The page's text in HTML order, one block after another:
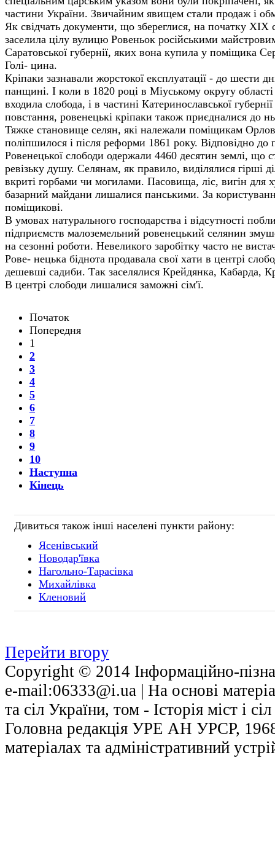
частини України. Звичайним явищем стали продаж і
Як свідчать документи, що збереглися, на початку XIX
заселила цілу вулицю Ровеньок російськими
Саратовської губернії, яких вона купила у поміщика
Голі- цинa.
Кріпаки зазнавали жорстокої експлуатації - до шести
панщині. І коли в 1820 році в Міуському округу
входила слобода, і в частині Катеринославської
повстання, ровенецькі кріпаки також приєдналися до
Тяжке становище селян, які належали поміщикам
поліпшилося і після реформи 1861 року. Відповідно
Ровенецької слободи одержали 4460 десятин землі, що
ревізьку душу. Селянам, як правило, виділялися гірші
вкриті горбами чи могилами. Пасовища, ліс, вигін для
базарний майдани лишалися панськими. За
поміщикові.
В умовах натурального господарства і відсутності
підприємств малоземельний ровенецький селянин
на сезонні роботи. Невеликого заробітку часто не
Рове- нецька біднота продавала свої хати в центрі
дешевші садиби. Так заселялися Крейдянка, Кабарда,
В центрі слободи лишалися заможні сім'ї.
Початок
Попередня
1
2
3
4
5
6
7
8
9
10
Наступна
Кінець
Дивиться також інші населені пункти району:
Ясенівський
Новодар'ївка
Нагольно-Тарасівка
Михайлівка
Кленовий
Перейти вгору
Copyright © 2014 Інформаційно-
е-mail:06333@i.ua | На основі
та сіл України, том - Історія міст і
Головна редакція УРЕ АН УРСР,
матеріалах та адміністративний